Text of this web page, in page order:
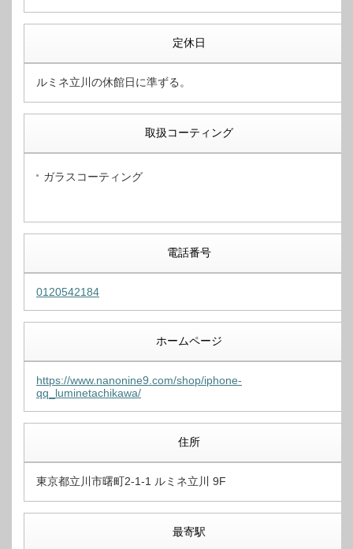
定休日
ルミネ立川の休館日に準ずる。
取扱コーティング
ガラスコーティング
電話番号
0120542184
ホームページ
https://www.nanonine9.com/shop/iphone-
qq_luminetachikawa/
住所
東京都立川市曙町2-1-1 ルミネ立川 9F
最寄駅